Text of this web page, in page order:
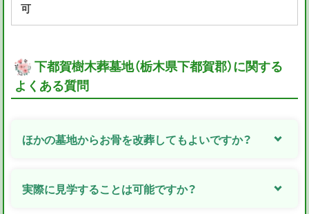
可
下都賀樹木葬墓地（栃木県下都賀郡）に関する
よくある質問
ほかの墓地からお骨を改葬してもよいですか？
実際に見学することは可能ですか？